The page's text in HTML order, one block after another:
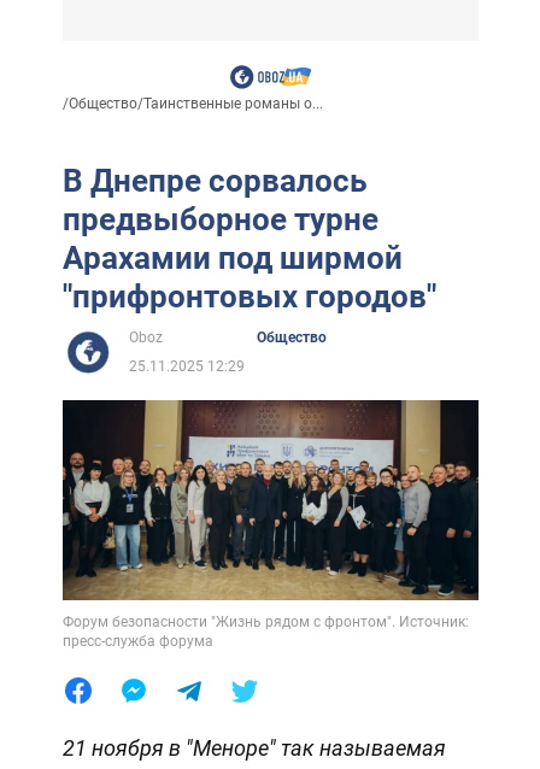
/Общество/Таинственные романы о...
В Днепре сорвалось
предвыборное турне
Арахамии под ширмой
"прифронтовых городов"
Oboz
Общество
25.11.2025 12:29
Форум безопасности "Жизнь рядом с фронтом". Источник:
пресс-служба форума
21 ноября в "Меноре" так называемая